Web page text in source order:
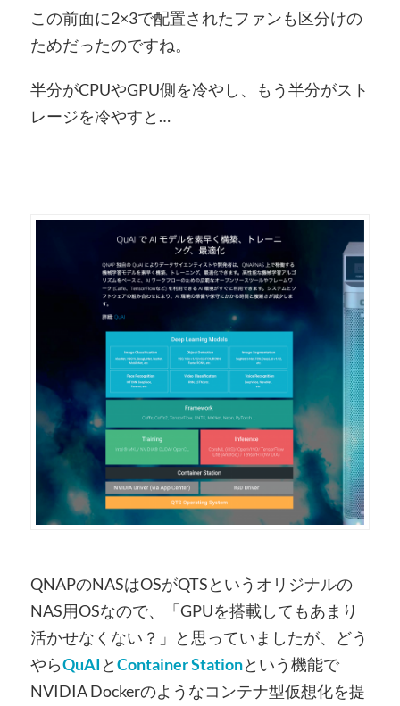
この前面に2×3で配置されたファンも区分けの
ためだったのですね。
半分がCPUやGPU側を冷やし、もう半分がスト
レージを冷やすと…
QNAPのNASはOSがQTSというオリジナルの
NAS用OSなので、「GPUを搭載してもあまり
活かせなくない？」と思っていましたが、どう
やらQuAI とContainer Stationという機能で
NVIDIA Dockerのようなコンテナ型仮想化を提